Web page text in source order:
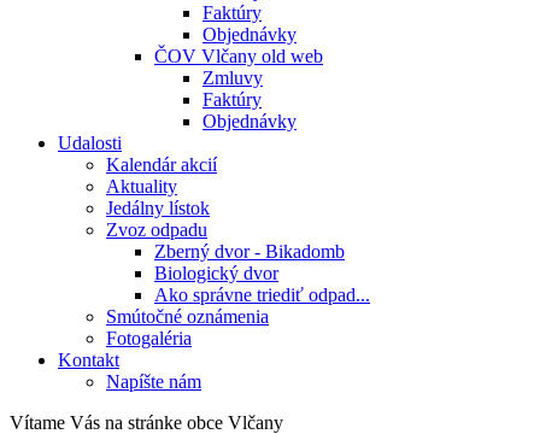
Faktúry
Objednávky
ČOV Vlčany old web
Zmluvy
Faktúry
Objednávky
Udalosti
Kalendár akcií
Aktuality
Jedálny lístok
Zvoz odpadu
Zberný dvor - Bikadomb
Biologický dvor
Ako správne triediť odpad...
Smútočné oznámenia
Fotogaléria
Kontakt
Napíšte nám
Vítame Vás na stránke obce Vlčany